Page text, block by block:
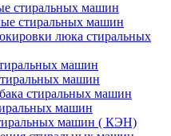
стиральных машин
стиральных машин
люка стиральных
машин
машин
стиральных машин
машин
машин ( КЭН)